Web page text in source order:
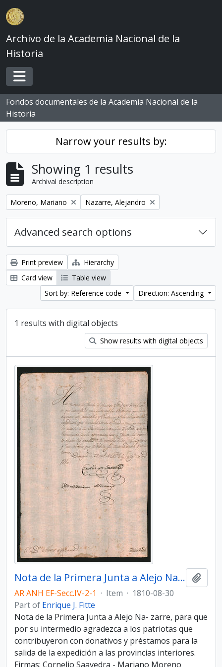
Skip to main content
Archivo de la Academia Nacional de la
Historia
Toggle navigation
Fondos documentales de la Academia Nacional de la
Historia
Narrow your results by:
Showing 1 results
Archival description
Remove filter:
Moreno, Mariano Remove filter:
Nazarre, Alejandro
Advanced search options
Print preview
Hierarchy
Card view
Table view
Sort by: Reference code
Direction: Ascending
1 results with digital objects
Show results with digital objects
Nota de la Primera Junta a Alejo Nazarre
AR ANH EF-Secc.IV-2-1 · Item · 1810-08-30
Part of Enrique J. Fitte
Nota de la Primera Junta a Alejo Na- zarre, para que
por su intermedio agradezca a los patriotas que
contribuyeron con donativos y préstamos para la
salida de la expedición a las provincias interiores.
Firmas: Cornelio Saavedra - Mariano Moreno